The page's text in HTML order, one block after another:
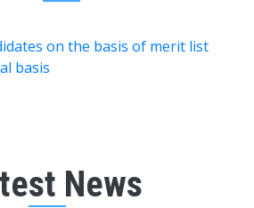
on the basis of merit list
basis
News